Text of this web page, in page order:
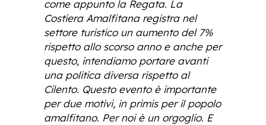
come appunto la Regata. La
Costiera Amalfitana registra nel
settore turistico un aumento del 7%
rispetto allo scorso anno e anche per
questo, intendiamo portare avanti
una politica diversa rispetto al
Cilento. Questo evento è importante
per due motivi, in primis per il popolo
amalfitano. Per noi è un orgoglio. E